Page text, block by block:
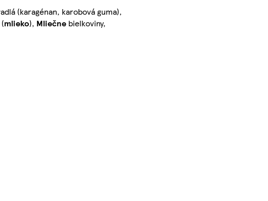
(karagénan, karobová guma),
mlieko), Mliečne bielkoviny,